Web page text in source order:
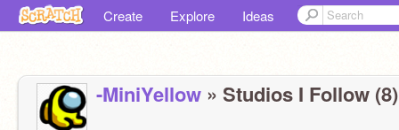
Create Explore Ideas
-MiniYellow » Studios I Follow (8)